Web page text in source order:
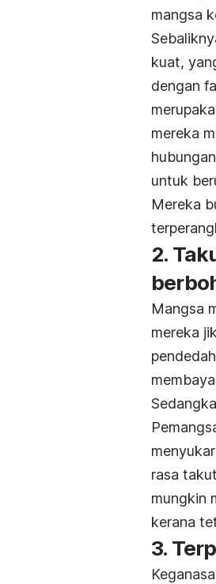
mangsa
kuat,
dengan
mereka
untuk
Mereka
2.
Mangsa
mereka
rasa
mungkin
kerana
3.